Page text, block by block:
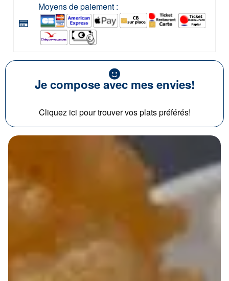
Moyens de paiement :
Je compose avec mes envies!
Cliquez ici pour trouver vos plats préférés!